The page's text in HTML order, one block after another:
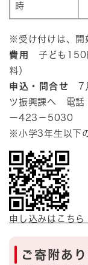
時
​※受け付けは、開
費用
子ども150
料）
申込・問合せ 7
ツ振興課へ 電
ー423－5030
※小学3年生以下
申し込みはこちら
ご寄附あ